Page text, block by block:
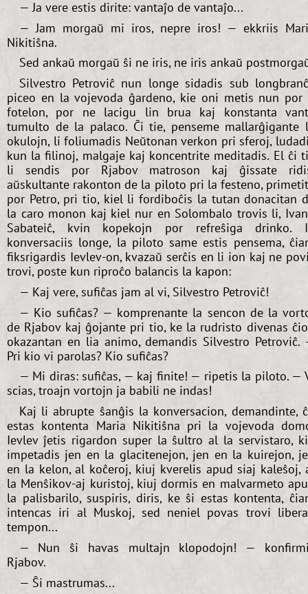
— Ja vere estis dirite: vantaĵo de vantaĵo...
— Jam morgaŭ mi iros, nepre iros! — ekkriis
Nikitiŝna.
Sed ankaŭ morgaŭ ŝi ne iris, ne iris ankaŭ
Silvestro Petroviĉ nun longe sidadis sub
piceo en la vojevoda ĝardeno, kie oni metis nun
fotelon, por ne lacigu lin brua kaj konstanta
tumulto de la palaco. Ĉi tie, penseme mallarĝigante
okulojn, li foliumadis Neŭtonan verkon pri sferoj,
kun la filinoj, malgaje kaj koncentrite meditadis. El ĉi
li sendis por Rjabov matroson kaj ĝissate
aŭskultante rakonton de la piloto pri la festeno,
por Petro, pri tio, kiel li fordiboĉis la tutan donacitan
la caro monon kaj kiel nur en Solombalo trovis li,
Sabateiĉ, kvin kopekojn por refreŝiga drinko.
konversaciis longe, la piloto same estis pensema,
fiksrigardis Ievlev-on, kvazaŭ serĉis en li ion kaj ne
trovi, poste kun riproĉo balancis la kapon:
— Kaj vere, sufiĉas jam al vi, Silvestro Petroviĉ!
— Kio sufiĉas? — komprenante la sencon de la
de Rjabov kaj ĝojante pri tio, ke la rudristo divenas
okazantan en lia animo, demandis Silvestro Petroviĉ.
Pri kio vi parolas? Kio sufiĉas?
— Mi diras: sufiĉas, — kaj finite! — ripetis la piloto. —
scias, troajn vortojn ja babili ne indas!
Kaj li abrupte ŝanĝis la konversacion, demandinte,
estas kontenta Maria Nikitiŝna pri la vojevoda
Ievlev ĵetis rigardon super la ŝultro al la servistaro,
impetadis jen en la glacitenejon, jen en la kuirejon,
en la kelon, al koĉeroj, kiuj kverelis apud siaj kaleŝoj,
la Menŝikov-aj kuristoj, kiuj dormis en malvarmeto
la palisbarilo, suspiris, diris, ke ŝi estas kontenta,
intencas iri al Muskoj, sed neniel povas trovi
tempon...
— Nun ŝi havas multajn klopodojn! —
Rjabov.
— Ŝi mastrumas...